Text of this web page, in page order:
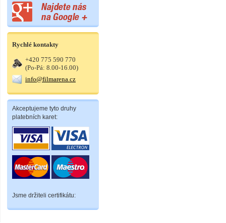
Rychlé kontakty
+420 775 590 770
(Po-Pá: 8.00-16.00)
info@filmarena.cz
Akceptujeme tyto druhy
platebních karet:
Jsme držiteli certifikátu: